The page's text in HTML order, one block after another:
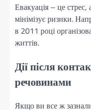
Евакуація – це стрес,
мінімізує ризики.
в 2011 році
життів.
Дії після
речовинами
Якщо ви все ж